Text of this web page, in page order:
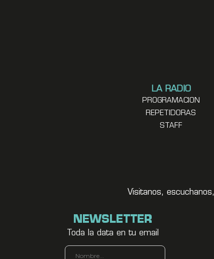
LA RADIO
PROGRAMACION
REPETIDORAS
STAFF
Visitanos,
NEWSLETTER
Toda la data en tu email